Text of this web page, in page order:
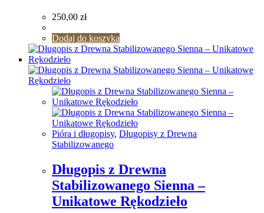
250,00 zł
Dodaj do koszyka
Pióra i długopisy, Długopisy z Drewna
Stabilizowanego
Długopis z Drewna
Stabilizowanego Sienna –
Unikatowe Rękodzieło